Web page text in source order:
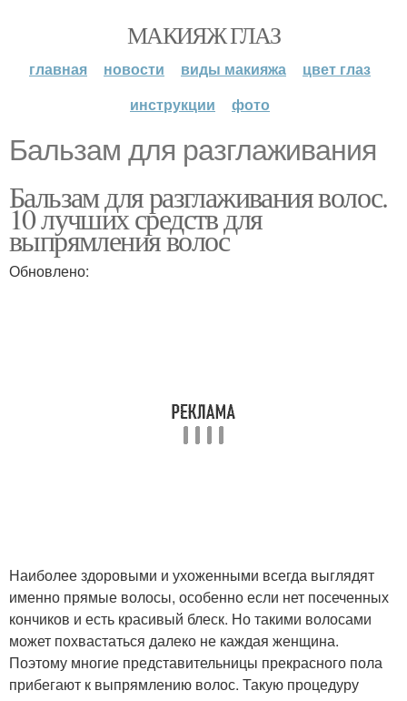
МАКИЯЖ ГЛАЗ
главная новости виды макияжа
цвет глаз
инструкции
фото
Бальзам для разглаживания
Бальзам для разглаживания волос.
10 лучших средств для
выпрямления волос
Обновлено:
Наиболее здоровыми и ухоженными всегда выглядят
именно прямые волосы, особенно если нет посеченных
кончиков и есть красивый блеск. Но такими волосами
может похвастаться далеко не каждая женщина.
Поэтому многие представительницы прекрасного пола
прибегают к выпрямлению волос. Такую процедуру